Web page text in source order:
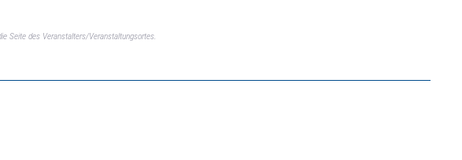
Seite des Veranstalters/Veranstaltungsortes.